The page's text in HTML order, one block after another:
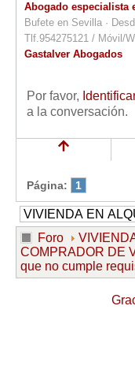
Abogado especialista
Bufete en Sevilla ·
Tlf.954275121 / Móvil/
Gastalver Abogados
Por favor,
a la conversación.
Página: 1
Foro
COMPRADOR DE
que no cumple